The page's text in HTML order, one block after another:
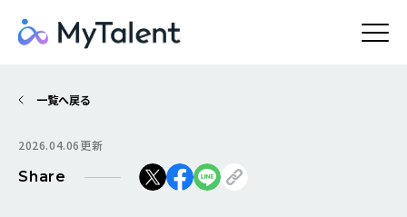
一覧へ戻る
2026.04.06更新
Share